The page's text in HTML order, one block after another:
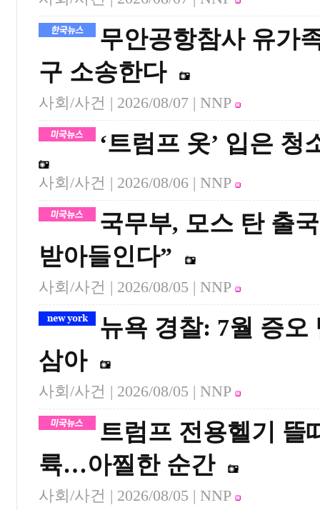
무안공항참사 유가
구 소송한다
사회/사건 | 2026/08/07 | NNP
‘트럼프 옷’ 입은
사회/사건 | 2026/08/06 | NNP
국무부, 모스 탄 출
받아들인다”
사회/사건 | 2026/08/05 | NNP
뉴욕 경찰: 7월 증오
삼아
사회/사건 | 2026/08/05 | NNP
트럼프 전용헬기 뜰
륙…아찔한 순간
사회/사건 | 2026/08/05 | NNP